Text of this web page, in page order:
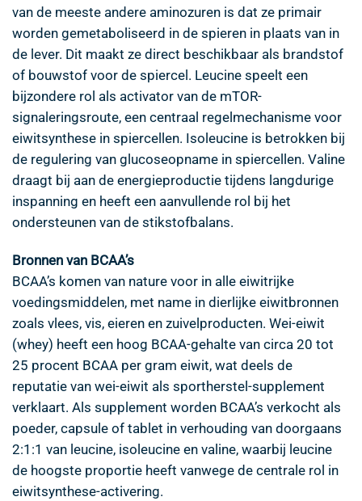
van de meeste andere aminozuren is dat ze primair
worden gemetaboliseerd in de spieren in plaats van in
de lever. Dit maakt ze direct beschikbaar als brandstof
of bouwstof voor de spiercel. Leucine speelt een
bijzondere rol als activator van de mTOR-
signaleringsroute, een centraal regelmechanisme voor
eiwitsynthese in spiercellen. Isoleucine is betrokken bij
de regulering van glucoseopname in spiercellen. Valine
draagt bij aan de energieproductie tijdens langdurige
inspanning en heeft een aanvullende rol bij het
ondersteunen van de stikstofbalans.
Bronnen van BCAA’s
BCAA’s komen van nature voor in alle eiwitrijke
voedingsmiddelen, met name in dierlijke eiwitbronnen
zoals vlees, vis, eieren en zuivelproducten. Wei-eiwit
(whey) heeft een hoog BCAA-gehalte van circa 20 tot
25 procent BCAA per gram eiwit, wat deels de
reputatie van wei-eiwit als sportherstel-supplement
verklaart. Als supplement worden BCAA’s verkocht als
poeder, capsule of tablet in verhouding van doorgaans
2:1:1 van leucine, isoleucine en valine, waarbij leucine
de hoogste proportie heeft vanwege de centrale rol in
eiwitsynthese-activering.